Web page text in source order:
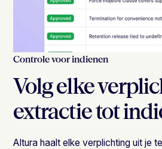
Controle voor indienen
Volg elke
extractie tot
Altura haalt elke verplichting uit je